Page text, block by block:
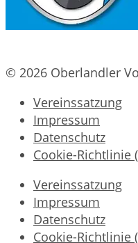
© 2026 Oberlandler
Vereinssatzung
Impressum
Datenschutz
Cookie-Richtlinie
Vereinssatzung
Impressum
Datenschutz
Cookie-Richtlinie